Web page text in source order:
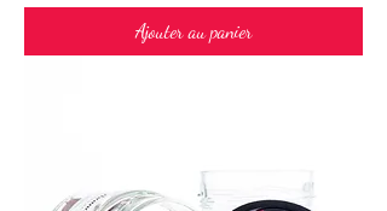
Ajouter au panier